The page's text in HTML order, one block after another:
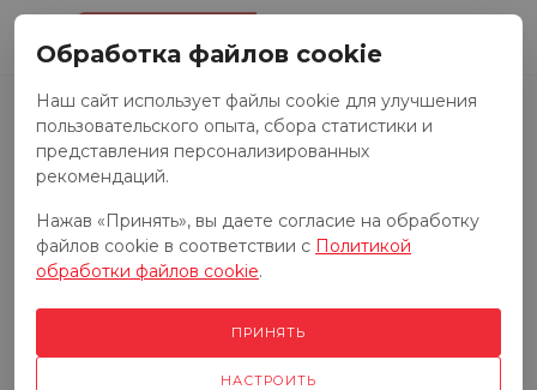
Запчасти к тракторам
Запчасти к грузовым автомобилям
Обработка файлов cookie
Наш сайт использует файлы cookie для улучшения
пользовательского опыта, сбора статистики и
представления персонализированных
рекомендаций.
Нажав «Принять», вы даете согласие на обработку
файлов cookie в соответствии с Политикой
обработки файлов cookie.
НАСТРОИТЬ
ПРИНЯТЬ